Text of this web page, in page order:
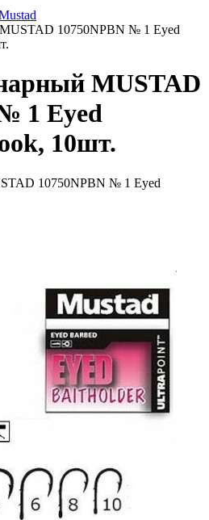
10750NPBN № 1 Eyed
MUSTAD
1 Eyed
10шт.